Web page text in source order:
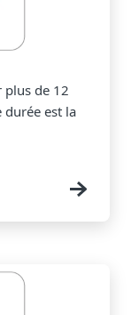
plus de 12
est la